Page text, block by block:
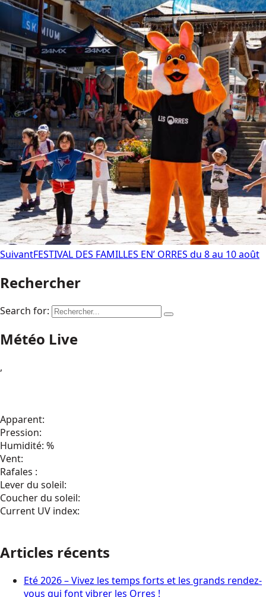
SuivantFESTIVAL DES FAMILLES EN’ ORRES du 8 au 10 août
Rechercher
Search for:
Météo Live
,
Apparent:
Pression:
Humidité: %
Vent:
Rafales :
Lever du soleil:
Coucher du soleil:
Current UV index:
Articles récents
Eté 2026 – Vivez les temps forts et les grands rendez-
vous qui font vibrer les Orres !